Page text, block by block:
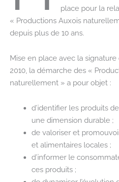
place pour la
« Productions Auxois
depuis plus de 10 ans.
Mise en place avec la
2010, la démarche des «
naturellement » a pour objet :
d’identifier les produits
une dimension durable ;
de valoriser et
et alimentaires locales ;
d’informer le
ces produits ;